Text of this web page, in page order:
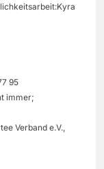
95
immer;
Verband e.V.,